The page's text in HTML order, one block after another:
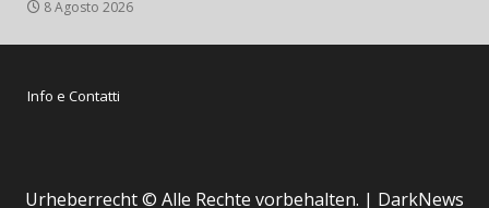
8 Agosto 2026
Info e Contatti
Urheberrecht © Alle Rechte vorbehalten. | DarkNews